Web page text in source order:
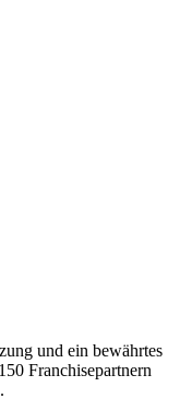
und ein bewährtes
Franchisepartnern